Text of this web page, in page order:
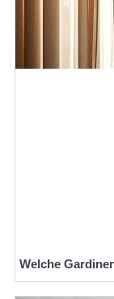
Welche